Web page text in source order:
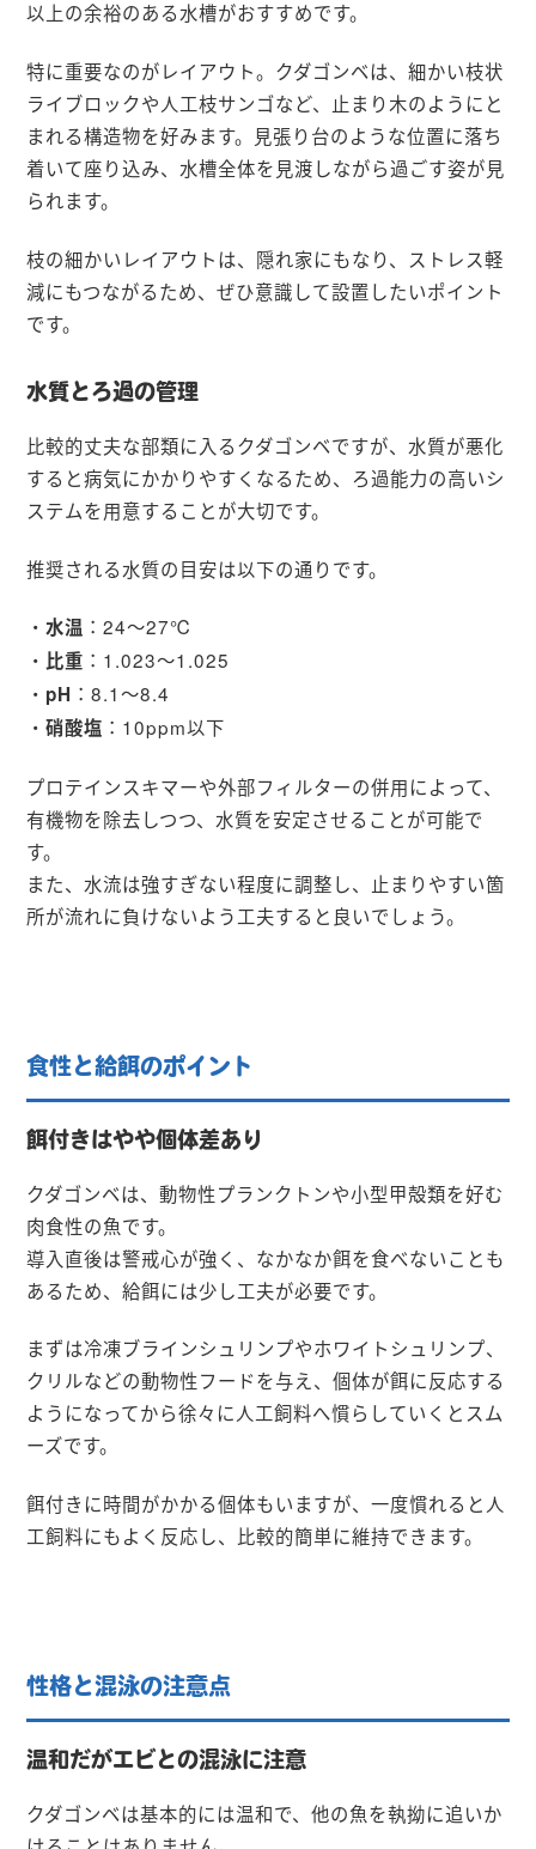
以上の余裕のある水槽がおすすめです。
特に重要なのがレイアウト。クダゴンベは、細かい枝状
ライブロックや人工枝サンゴなど、止まり木のようにと
まれる構造物を好みます。見張り台のような位置に落ち
着いて座り込み、水槽全体を見渡しながら過ごす姿が見
られます。
枝の細かいレイアウトは、隠れ家にもなり、ストレス軽
減にもつながるため、ぜひ意識して設置したいポイント
です。
水質とろ過の管理
比較的丈夫な部類に入るクダゴンベですが、水質が悪化
すると病気にかかりやすくなるため、ろ過能力の高いシ
ステムを用意することが大切です。
推奨される水質の目安は以下の通りです。
・水温 ：24〜27℃
・ 比重 ：1.023〜1.025
・ pH ：8.1〜8.4
・硝酸塩 ：10ppm以下
プロテインスキマーや外部フィルターの併用によって、
有機物を除去しつつ、水質を安定させることが可能で
す。
また、水流は強すぎない程度に調整し、止まりやすい箇
所が流れに負けないよう工夫すると良いでしょう。
食性と給餌のポイント
餌付きはやや個体差あり
クダゴンベは、動物性プランクトンや小型甲殻類を好む
肉食性の魚です。
導入直後は警戒心が強く、なかなか餌を食べないことも
あるため、給餌には少し工夫が必要です。
まずは冷凍ブラインシュリンプやホワイトシュリンプ、
クリルなどの動物性フードを与え、個体が餌に反応する
ようになってから徐々に人工飼料へ慣らしていくとスム
ーズです。
餌付きに時間がかかる個体もいますが、一度慣れると人
工飼料にもよく反応し、比較的簡単に維持できます。
性格と混泳の注意点
温和だがエビとの混泳に注意
クダゴンベは基本的には温和で、他の魚を執拗に追いか